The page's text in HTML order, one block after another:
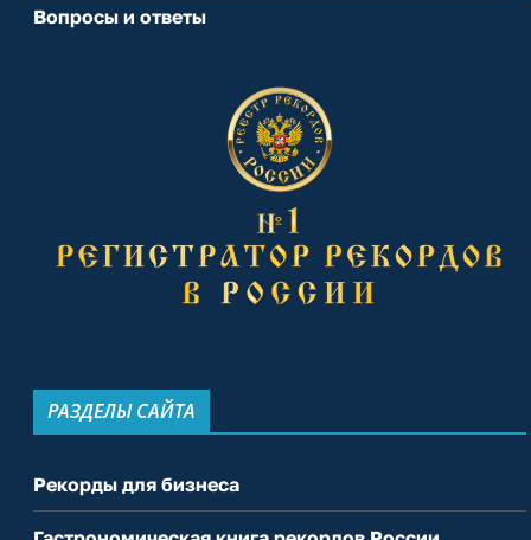
Вопросы и ответы
РАЗДЕЛЫ САЙТА
Рекорды для бизнеса